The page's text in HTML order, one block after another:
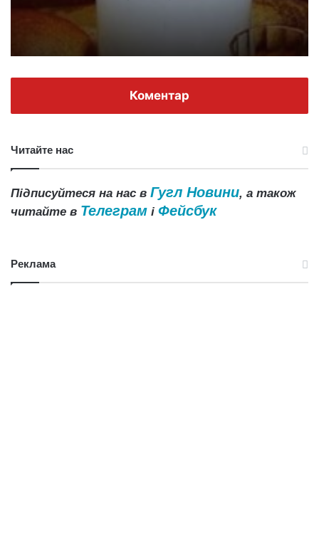
Коментар
Читайте нас
Підписуйтеся на нас в Гугл Новини, а також
читайте в Телеграм і Фейсбук
Реклама